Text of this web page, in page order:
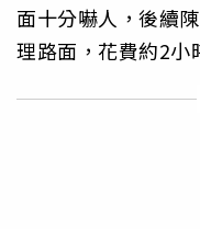
面十分嚇人，後續
理路面，花費約2小